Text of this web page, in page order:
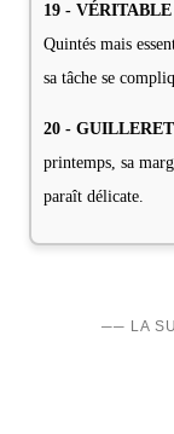
19 - VÉRITABLE
Quintés mais
sa tâche se
20 -
printemps, sa
paraît délicate.
── LA